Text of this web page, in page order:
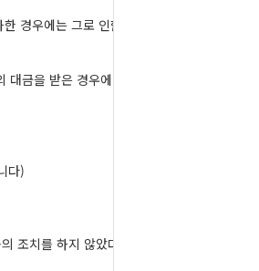
경우에는 그로 인한
대금을 받은 경우에
다)
조치를 하지 않았다